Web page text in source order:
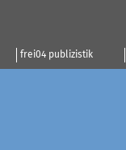
frei04 publizistik